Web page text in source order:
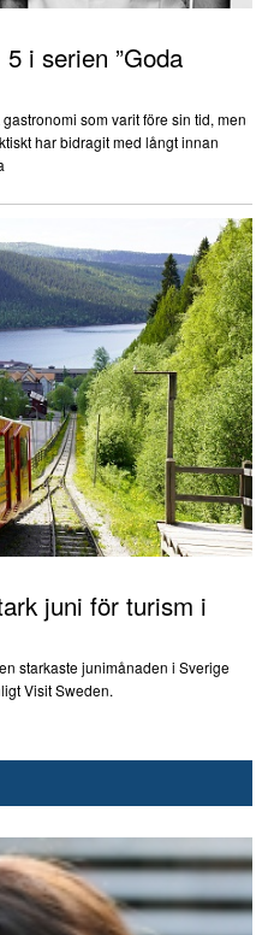
i serien ”Goda
som varit före sin tid, men
har bidragit med långt innan
juni för turism i
starkaste junimånaden i Sverige
Visit Sweden.